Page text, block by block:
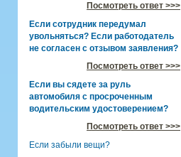
Посмотреть ответ >>>
Если сотрудник передумал
увольняться? Если работодатель
не согласен с отзывом заявления?
Посмотреть ответ >>>
Если вы сядете за руль
автомобиля с просроченным
водительским удостоверением?
Посмотреть ответ >>>
Если забыли вещи?